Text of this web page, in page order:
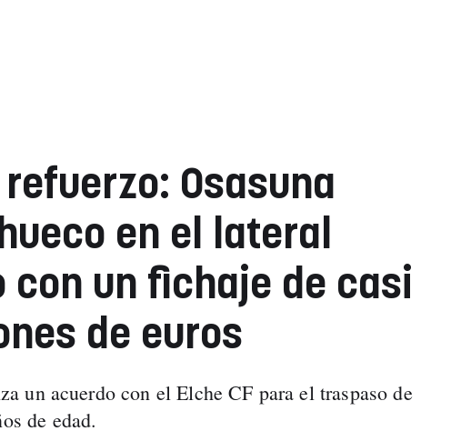
Osasuna
en el lateral
con un fichaje de casi
de euros
un acuerdo con el Elche CF para el traspaso de
de edad.